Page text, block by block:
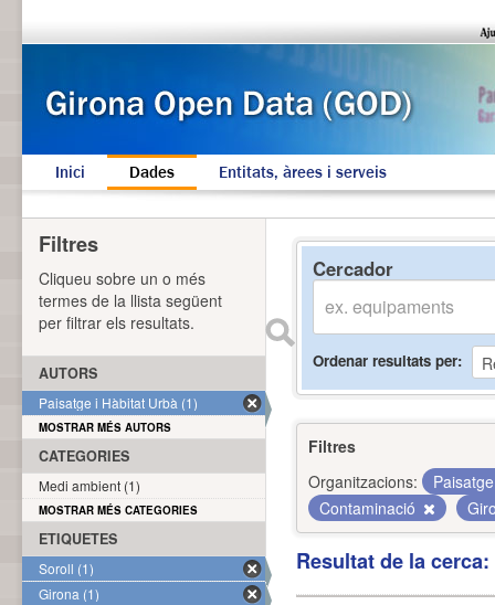
Inici Dades Entitats, àrees i serveis
Cercador
Ordenar resultats per
Filtres
Organitzacions:
Contaminació
Resultat de la
Filtres
Cliqueu sobre un o més
termes de la llista següent
per filtrar els resultats.
AUTORS
Paisatge i Hàbitat Urbà (1)
MOSTRAR MÉS AUTORS
CATEGORIES
Medi ambient (1)
MOSTRAR MÉS CATEGORIES
ETIQUETES
Soroll (1)
Girona (1)